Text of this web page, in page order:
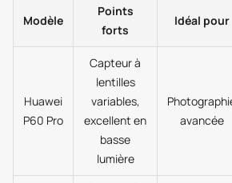
Modèle
Points
forts
Idéal pour
Huawei
P60 Pro
Capteur à
lentilles
variables,
excellent en
basse
lumière
avancée